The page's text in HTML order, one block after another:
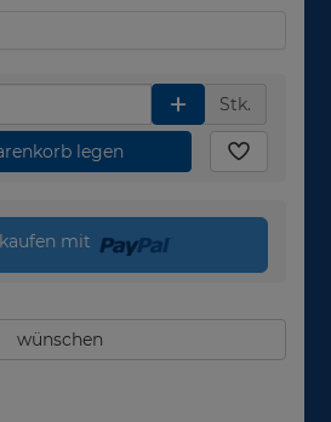
Stk.
legen
mit
wünschen